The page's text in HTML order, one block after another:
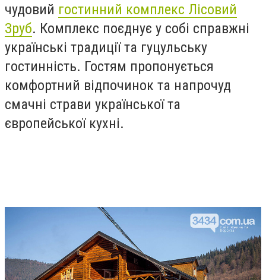
чудовий гостинний комплекс Лісовий
Зруб. Комплекс поєднує у собі справжні
українські традиції та гуцульську
гостинність. Гостям пропонується
комфортний відпочинок та напрочуд
смачні страви української та
європейської кухні.